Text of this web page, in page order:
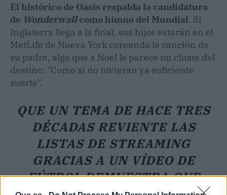
El histórico de Oasis respalda la candidatura
de Wonderwallcomo himno del Mundial. Si
Inglaterra llega a la final, sus hijos estarán en el
MetLife de Nueva York coreando la canción de
su padre, algo que a Noel le parece un chiste del
destino: "Como si no tuvieran ya suficiente
suerte".
QUE UN TEMA DE HACE TRES
DÉCADAS REVIENTE LAS
LISTAS DE STREAMING
GRACIAS A UN VÍDEO DE
FÚTBOL DEMUESTRA QUE